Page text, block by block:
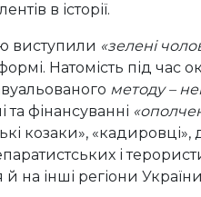
в історії.
виступили «зелені
Натомість під час
методу –
та фінансуванні
козаки»,
і
на інші регіони